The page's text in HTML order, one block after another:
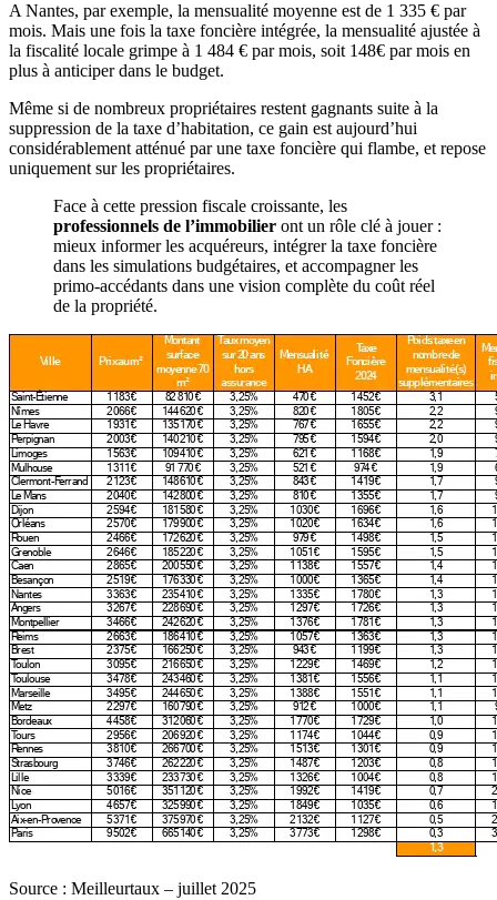
A Nantes, par exemple, la mensualité moyenne est de 1 335 € par
mois. Mais une fois la taxe foncière intégrée, la mensualité ajustée à
la fiscalité locale grimpe à 1 484 € par mois, soit 148€ par mois en
plus à anticiper dans le budget.
Même si de nombreux propriétaires restent gagnants suite à la
suppression de la taxe d’habitation, ce gain est aujourd’hui
considérablement atténué par une taxe foncière qui flambe, et repose
uniquement sur les propriétaires.
Face à cette pression fiscale croissante, les
professionnels de l’immobilier ont un rôle clé à jouer :
mieux informer les acquéreurs, intégrer la taxe foncière
dans les simulations budgétaires, et accompagner les
primo-accédants dans une vision complète du coût réel
de la propriété.
Source : Meilleurtaux – juillet 2025